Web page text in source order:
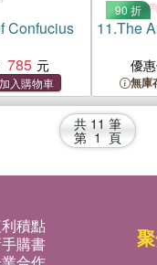
Confucius
785
90 折
11.The
優惠
無庫
共 11 筆
第 1 頁
積點
購書